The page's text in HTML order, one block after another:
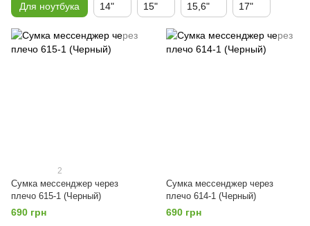
Для ноутбука 14" 15" 15,6" 17"
2
Сумка мессенджер через
плечо 615-1 (Черный)
690 грн
Сумка мессенджер через
плечо 614-1 (Черный)
690 грн